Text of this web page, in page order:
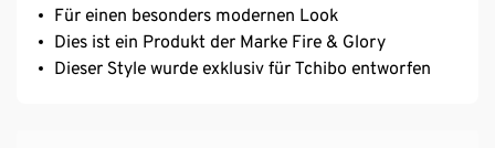
Für einen besonders modernen Look
Dies ist ein Produkt der Marke Fire & Glory
Dieser Style wurde exklusiv für Tchibo entworfen